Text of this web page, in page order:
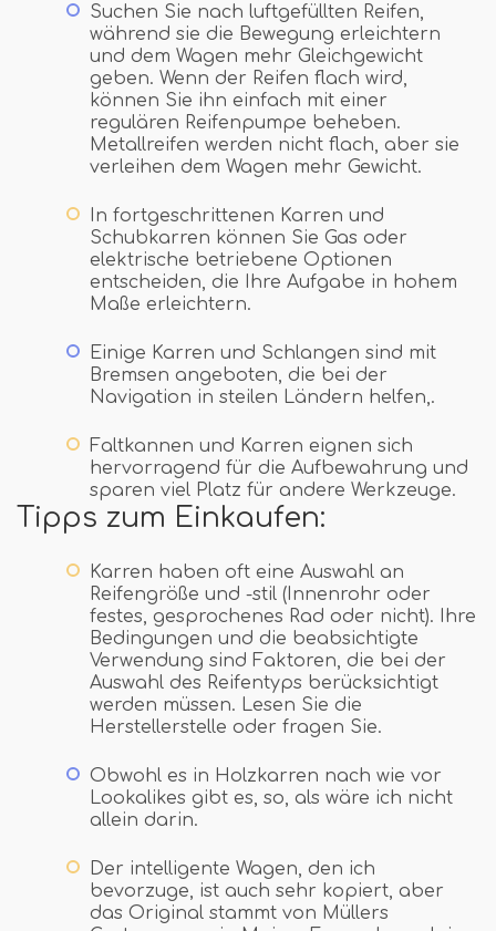
Suchen Sie nach luftgefüllten Reifen,
während sie die Bewegung erleichtern
und dem Wagen mehr Gleichgewicht
geben. Wenn der Reifen flach wird,
können Sie ihn einfach mit einer
regulären Reifenpumpe beheben.
Metallreifen werden nicht flach, aber sie
verleihen dem Wagen mehr Gewicht.
In fortgeschrittenen Karren und
Schubkarren können Sie Gas oder
elektrische betriebene Optionen
entscheiden, die Ihre Aufgabe in hohem
Maße erleichtern.
Einige Karren und Schlangen sind mit
Bremsen angeboten, die bei der
Navigation in steilen Ländern helfen,.
Faltkannen und Karren eignen sich
hervorragend für die Aufbewahrung und
sparen viel Platz für andere Werkzeuge.
Tipps zum Einkaufen:
Karren haben oft eine Auswahl an
Reifengröße und -stil (Innenrohr oder
festes, gesprochenes Rad oder nicht). Ihre
Bedingungen und die beabsichtigte
Verwendung sind Faktoren, die bei der
Auswahl des Reifentyps berücksichtigt
werden müssen. Lesen Sie die
Herstellerstelle oder fragen Sie.
Obwohl es in Holzkarren nach wie vor
Lookalikes gibt es, so, als wäre ich nicht
allein darin.
Der intelligente Wagen, den ich
bevorzuge, ist auch sehr kopiert, aber
das Original stammt von Müllers